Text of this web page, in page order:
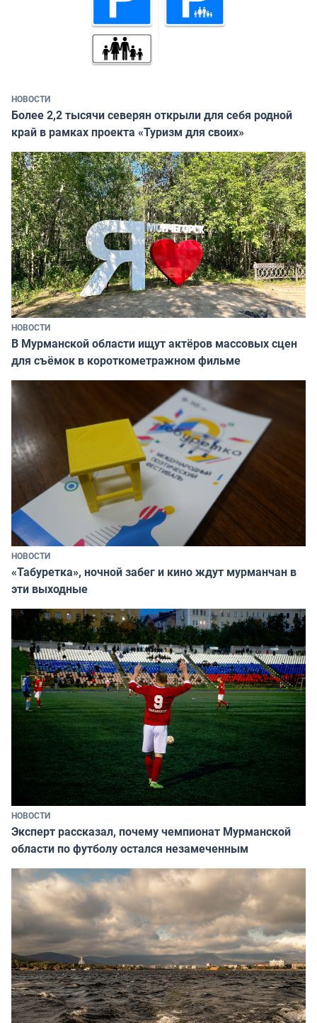
НОВОСТИ
Более 2,2 тысячи северян открыли для себя родной
край в рамках проекта «Туризм для своих»
НОВОСТИ
В Мурманской области ищут актёров массовых сцен
для съёмок в короткометражном фильме
НОВОСТИ
«Табуретка», ночной забег и кино ждут мурманчан в
эти выходные
НОВОСТИ
Эксперт рассказал, почему чемпионат Мурманской
области по футболу остался незамеченным